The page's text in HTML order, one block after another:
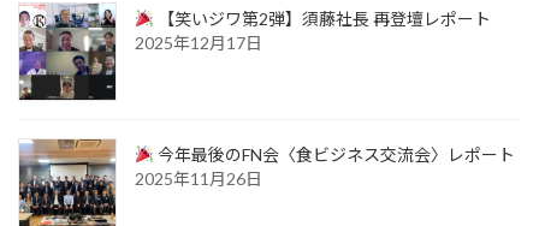
【笑いジワ第2弾】須藤社長 再登壇レポート
2025年12月17日
今年最後のFN会〈食ビジネス交流会〉レポート
2025年11月26日